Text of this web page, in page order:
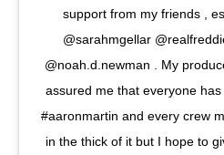
support from my friends ,
@sarahmgellar
@noah.d.newman . My
assured me that everyone
#aaronmartin and every crew
in the thick of it but I hope to